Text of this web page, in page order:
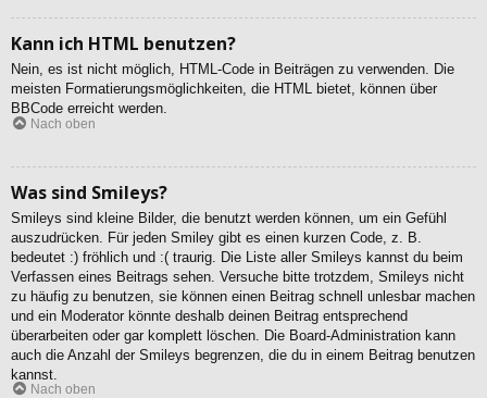
Kann ich HTML benutzen?
Nein, es ist nicht möglich, HTML-Code in Beiträgen zu verwenden. Die
meisten Formatierungsmöglichkeiten, die HTML bietet, können über
BBCode erreicht werden.
Nach oben
Was sind Smileys?
Smileys sind kleine Bilder, die benutzt werden können, um ein Gefühl
auszudrücken. Für jeden Smiley gibt es einen kurzen Code, z. B.
bedeutet :) fröhlich und :( traurig. Die Liste aller Smileys kannst du beim
Verfassen eines Beitrags sehen. Versuche bitte trotzdem, Smileys nicht
zu häufig zu benutzen, sie können einen Beitrag schnell unlesbar machen
und ein Moderator könnte deshalb deinen Beitrag entsprechend
überarbeiten oder gar komplett löschen. Die Board-Administration kann
auch die Anzahl der Smileys begrenzen, die du in einem Beitrag benutzen
kannst.
Nach oben